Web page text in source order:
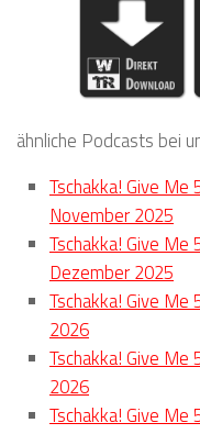
ähnliche Podcasts bei
Tschakka! Give
November 2025
Tschakka! Give
Dezember 2025
Tschakka! Give Me
2026
Tschakka! Give
2026
Tschakka! Give